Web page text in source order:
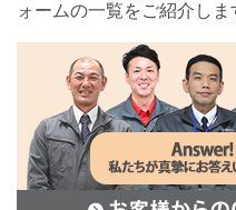
ォームの一覧をご紹介しま